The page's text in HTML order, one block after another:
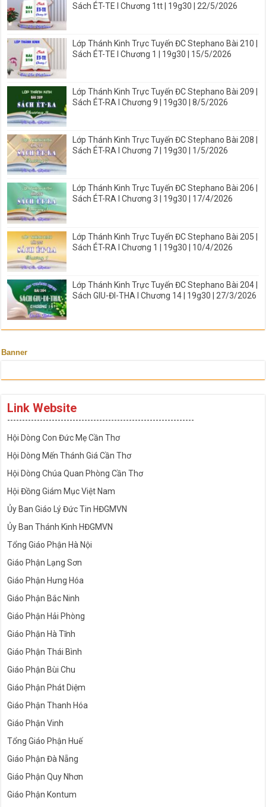
Sách ÉT-TE I Chương 1tt | 19g30 | 22/5/2026
Lớp Thánh Kinh Trực Tuyến ĐC Stephano Bài 210 |
Sách ÉT-TE I Chương 1 | 19g30 | 15/5/2026
Lớp Thánh Kinh Trực Tuyến ĐC Stephano Bài 209 |
Sách ÉT-RA I Chương 9 | 19g30 | 8/5/2026
Lớp Thánh Kinh Trực Tuyến ĐC Stephano Bài 208 |
Sách ÉT-RA I Chương 7 | 19g30 | 1/5/2026
Lớp Thánh Kinh Trực Tuyến ĐC Stephano Bài 206 |
Sách ÉT-RA I Chương 3 | 19g30 | 17/4/2026
Lớp Thánh Kinh Trực Tuyến ĐC Stephano Bài 205 |
Sách ÉT-RA I Chương 1 | 19g30 | 10/4/2026
Lớp Thánh Kinh Trực Tuyến ĐC Stephano Bài 204 |
Sách GIU-ĐI-THA I Chương 14 | 19g30 | 27/3/2026
Banner
Link Website
---------------------------------------------------------------
Hội Dòng Con Đức Mẹ Cần Thơ
Hội Dòng Mến Thánh Giá Cần Thơ
Hội Dòng Chúa Quan Phòng Cần Thơ
Hội Đồng Giám Mục Việt Nam
Ủy Ban Giáo Lý Đức Tin HĐGMVN
Ủy Ban Thánh Kinh HĐGMVN
Tổng Giáo Phận Hà Nội
Giáo Phận Lạng Sơn
Giáo Phận Hưng Hóa
Giáo Phận Bắc Ninh
Giáo Phận Hải Phòng
Giáo Phận Hà Tĩnh
Giáo Phận Thái Bình
Giáo Phận Bùi Chu
Giáo Phận Phát Diệm
Giáo Phận Thanh Hóa
Giáo Phận Vinh
Tổng Giáo Phận Huế
Giáo Phận Đà Nẵng
Giáo Phận Quy Nhơn
Giáo Phận Kontum